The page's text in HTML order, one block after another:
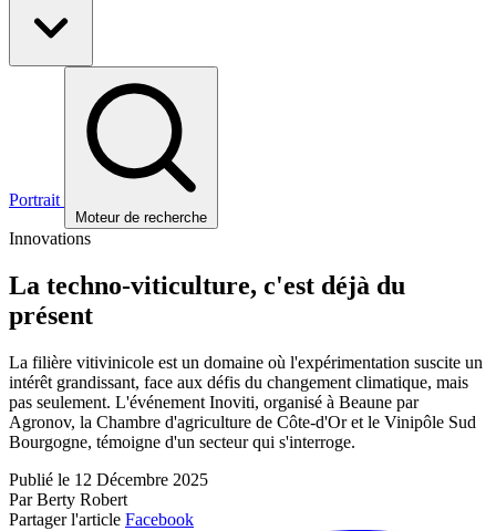
Portrait
Moteur de recherche
Innovations
La techno-viticulture, c'est déjà du
présent
La filière vitivinicole est un domaine où l'expérimentation suscite un
intérêt grandissant, face aux défis du changement climatique, mais
pas seulement. L'événement Inoviti, organisé à Beaune par
Agronov, la Chambre d'agriculture de Côte-d'Or et le Vinipôle Sud
Bourgogne, témoigne d'un secteur qui s'interroge.
Publié le 12 Décembre 2025
Par Berty Robert
Partager l'article Facebook